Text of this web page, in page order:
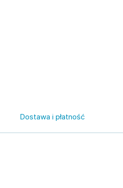
Dostawa i płatność